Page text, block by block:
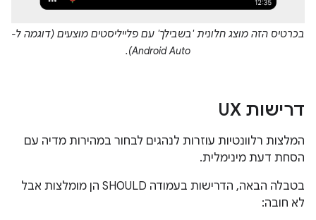
בכרטיס הזה מוצג חלונית 'בשבילך' עם פלייליסטים מוצעים (דוגמה ל-
Android Auto).
דרישות UX
המלצות רלוונטיות עוזרות לנהגים לבחור במהירות מדיה עם
הסחת דעת מינימלית.
בטבלה הבאה, הדרישות בעמודה SHOULD הן מומלצות אבל
לא חובה: